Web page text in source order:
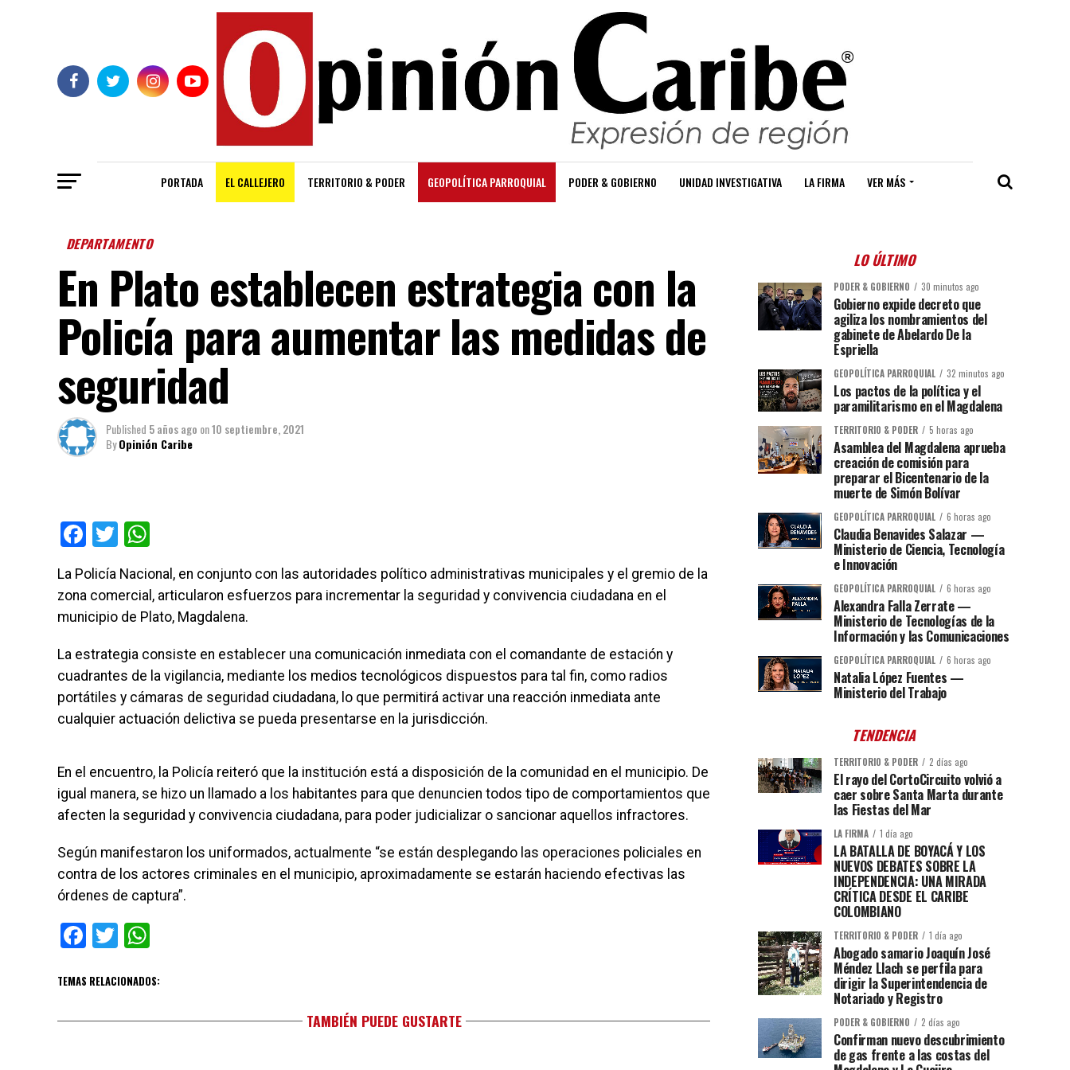
PORTADA EL CALLEJERO TERRITORIO & PODER GEOPOLÍTICA PARROQUIAL PODER & GOBIERNO UNIDAD INVESTIGATIVA LA FIRMA VER MÁS
DEPARTAMENTO
En Plato establecen estrategia con la
Policía para aumentar las medidas de
seguridad
Published 5 años ago on10 septiembre, 2021
ByOpinión Caribe
Facebook
Twitter
La Policía Nacional, en conjunto con las autoridades político administrativas municipales y el gremio de la
zona comercial, articularon esfuerzos para incrementar la seguridad y convivencia ciudadana en el
municipio de Plato, Magdalena.
La estrategia consiste en establecer una comunicación inmediata con el comandante de estación y
cuadrantes de la vigilancia, mediante los medios tecnológicos dispuestos para tal fin, como radios
portátiles y cámaras de seguridad ciudadana, lo que permitirá activar una reacción inmediata ante
cualquier actuación delictiva se pueda presentarse en la jurisdicción.
En el encuentro, la Policía reiteró que la institución está a disposición de la comunidad en el municipio. De
igual manera, se hizo un llamado a los habitantes para que denuncien todos tipo de comportamientos que
afecten la seguridad y convivencia ciudadana, para poder judicializar o sancionar aquellos infractores.
Según manifestaron los uniformados, actualmente “se están desplegando las operaciones policiales en
contra de los actores criminales en el municipio, aproximadamente se estarán haciendo efectivas las
órdenes de captura”.
Facebook
Twitter
TEMAS RELACIONADOS:
TAMBIÉN PUEDE GUSTARTE
LO ÚLTIMO
PODER & GOBIERNO 30 minutos ago
Gobierno expide decreto que
agiliza los nombramientos del
gabinete de Abelardo De la
Espriella
GEOPOLÍTICA PARROQUIAL 32 minutos ago
Los pactos de la política y el
paramilitarismo en el Magdalena
TERRITORIO & PODER 5 horas ago
Asamblea del Magdalena aprueba
creación de comisión para
preparar el Bicentenario de la
muerte de Simón Bolívar
GEOPOLÍTICA PARROQUIAL 6 horas ago
Claudia Benavides Salazar —
Ministerio de Ciencia, Tecnología
e Innovación
GEOPOLÍTICA PARROQUIAL 6 horas ago
Alexandra Falla Zerrate —
Ministerio de Tecnologías de la
Información y las Comunicaciones
GEOPOLÍTICA PARROQUIAL 6 horas ago
Natalia López Fuentes —
Ministerio del Trabajo
TENDENCIA
TERRITORIO & PODER 2 días ago
El rayo del CortoCircuito volvió a
caer sobre Santa Marta durante
las Fiestas del Mar
LA FIRMA 1 día ago
LA BATALLA DE BOYACÁ Y LOS
NUEVOS DEBATES SOBRE LA
INDEPENDENCIA: UNA MIRADA
CRÍTICA DESDE EL CARIBE
COLOMBIANO
TERRITORIO & PODER 1 día ago
Abogado samario Joaquín José
Méndez Llach se perfila para
dirigir la Superintendencia de
Notariado y Registro
PODER & GOBIERNO 2 días ago
Confirman nuevo descubrimiento
de gas frente a las costas del